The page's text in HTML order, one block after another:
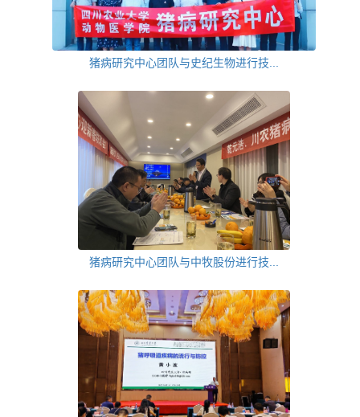
猪病研究中心团队与史纪生物进行技...
猪病研究中心团队与中牧股份进行技...